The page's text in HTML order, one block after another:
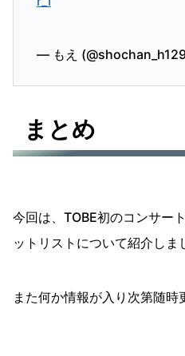
— もえ
まとめ
今回は、TOBE初のコンサー
ットリストについて紹介しま
また何か情報が入り次第随時